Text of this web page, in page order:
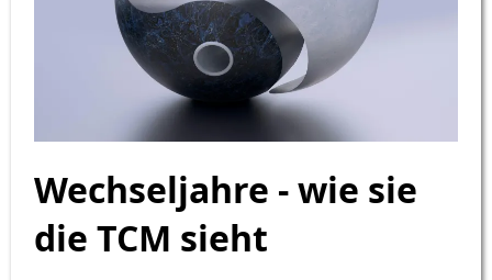
Wechseljahre - wie sie
die TCM sieht